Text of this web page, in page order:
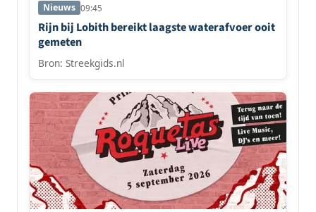
Nieuws 09:45
Rijn bij Lobith bereikt laagste waterafvoer ooit
gemeten
Bron: Streekgids.nl